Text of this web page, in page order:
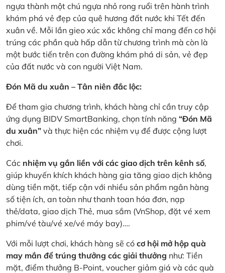
ngựa thành một chú ngựa nhỏ rong ruổi trên hành trình
khám phá vẻ đẹp của quê hương đất nước khi Tết đến
xuân về. Mỗi lần gieo xúc xắc không chỉ mang đến cơ hội
trúng các phần quà hấp dẫn từ chương trình mà còn là
một bước tiến trên con đường khám phá di sản, vẻ đẹp
của đất nước và con người Việt Nam.
Đón Mã du xuân – Tân niên đắc lộc:
Để tham gia chương trình, khách hàng chỉ cần truy cập
ứng dụng BIDV SmartBanking, chọn tính năng “Đón Mã
du xuân” và thực hiện các nhiệm vụ để được cộng lượt
chơi.
Các nhiệm vụ gắn liền với các giao dịch trên kênh số,
giúp khuyến khích khách hàng gia tăng giao dịch không
dùng tiền mặt, tiếp cận với nhiều sản phẩm ngân hàng
số tiện ích, an toàn như thanh toan hóa đơn, nạp
thẻ/data, giao dịch Thẻ, mua sắm (VnShop, đặt vé xem
phim/vé tàu/vé xe/vé máy bay)….
Với mỗi lượt chơi, khách hàng sẽ có cơ hội mở hộp quà
may mắn để trúng thưởng các giải thưởng như: Tiền
mặt, điểm thưởng B-Point, voucher giảm giá và các quà